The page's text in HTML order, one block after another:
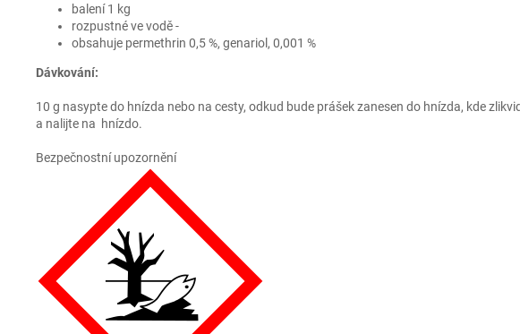
balení 1 kg
rozpustné ve vodě -
obsahuje permethrin 0,5 %, genariol, 0,001 %
Dávkování:
10 g nasypte do hnízda nebo na cesty, odkud bude prášek zanesen do hnízda, kde
a nalijte na hnízdo.
Bezpečnostní upozornění